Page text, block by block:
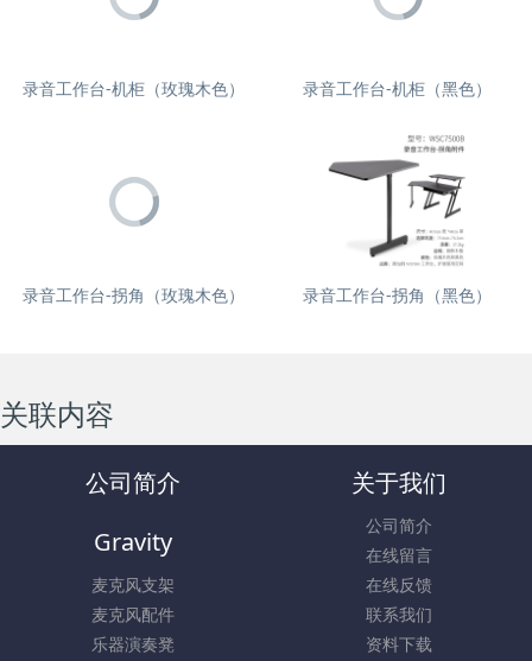
录音工作台-机柜（玫瑰木色） 录音工作台-机柜（黑色）
录音工作台-拐角（玫瑰木色） 录音工作台-拐角（黑色）
关联内容
公司简介 关于我们
公司简介
在线留言
在线反馈
联系我们
资料下载
Gravity
麦克风支架
麦克风配件
乐器演奏凳